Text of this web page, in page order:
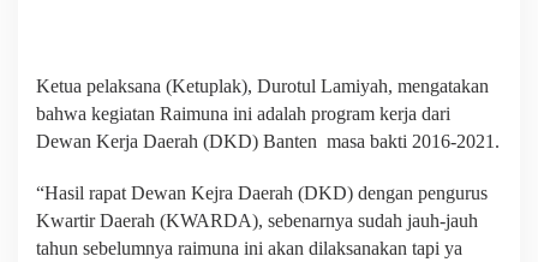
Ketua pelaksana (Ketuplak), Durotul Lamiyah, mengatakan
bahwa kegiatan Raimuna ini adalah program kerja dari
Dewan Kerja Daerah (DKD) Banten masa bakti 2016-2021.
“Hasil rapat Dewan Kejra Daerah (DKD) dengan pengurus
Kwartir Daerah (KWARDA), sebenarnya sudah jauh-jauh
tahun sebelumnya raimuna ini akan dilaksanakan tapi ya